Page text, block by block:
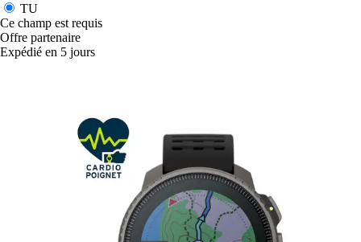
TU
Ce champ est requis
Offre partenaire
Expédié en 5 jours